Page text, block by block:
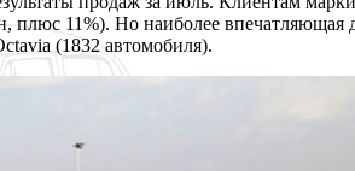
плюс 11%). Но наиболее
(1832 автомобиля).